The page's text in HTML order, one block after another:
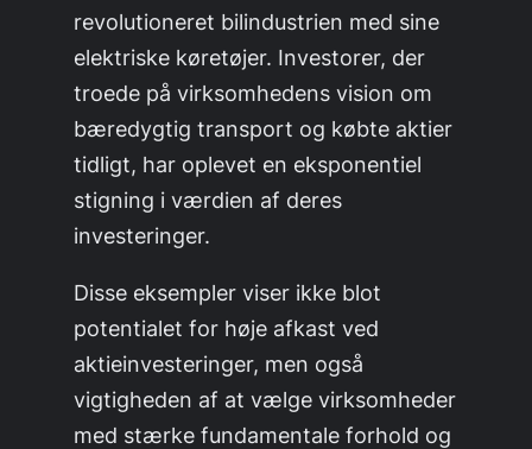
revolutioneret bilindustrien med sine
elektriske køretøjer. Investorer, der
troede på virksomhedens vision om
bæredygtig transport og købte aktier
tidligt, har oplevet en eksponentiel
stigning i værdien af deres
investeringer.
Disse eksempler viser ikke blot
potentialet for høje afkast ved
aktieinvesteringer, men også
vigtigheden af at vælge virksomheder
med stærke fundamentale forhold og